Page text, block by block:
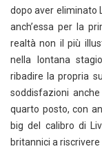
dopo aver eliminato
anch’essa per la
realtà non il più
nella lontana
ribadire la propria
soddisfazioni
quarto posto, con
big del calibro di
britannici a